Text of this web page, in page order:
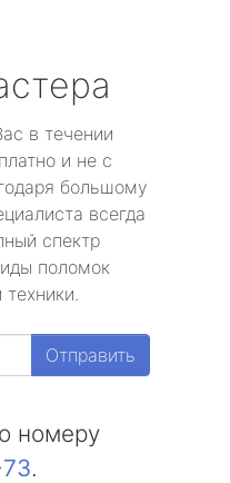
в течении
и не с
большому
всегда
спектр
поломок
Отправить
номеру
.